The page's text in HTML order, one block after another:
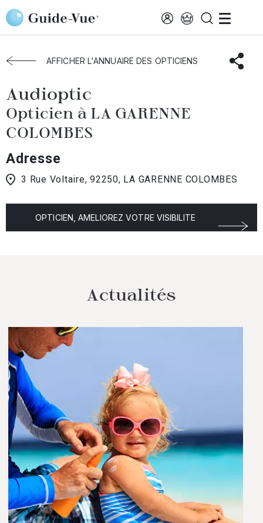
Aller au contenu principal
Accueil Choisir mon opticien
La-Garenne-Colombes
Audioptic
AFFICHER L'ANNUAIRE DES OPTICIENS
Audioptic
Opticien à LA GARENNE
COLOMBES
Adresse
3 Rue Voltaire, 92250, LA GARENNE COLOMBES
OPTICIEN, AMELIOREZ VOTRE VISIBILITE
Actualités